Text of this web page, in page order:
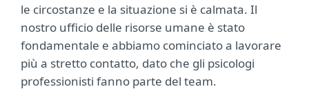
le circostanze e la situazione si è calmata. Il
nostro ufficio delle risorse umane è stato
fondamentale e abbiamo cominciato a lavorare
più a stretto contatto, dato che gli psicologi
professionisti fanno parte del team.